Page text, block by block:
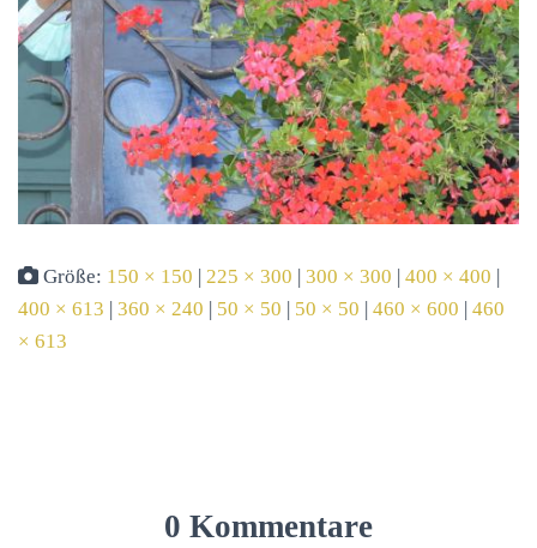
Größe: 150 × 150 | 225 × 300 | 300 × 300 | 400 × 400 |
400 × 613 | 360 × 240 | 50 × 50 | 50 × 50 | 460 × 600 | 460
× 613
0 Kommentare